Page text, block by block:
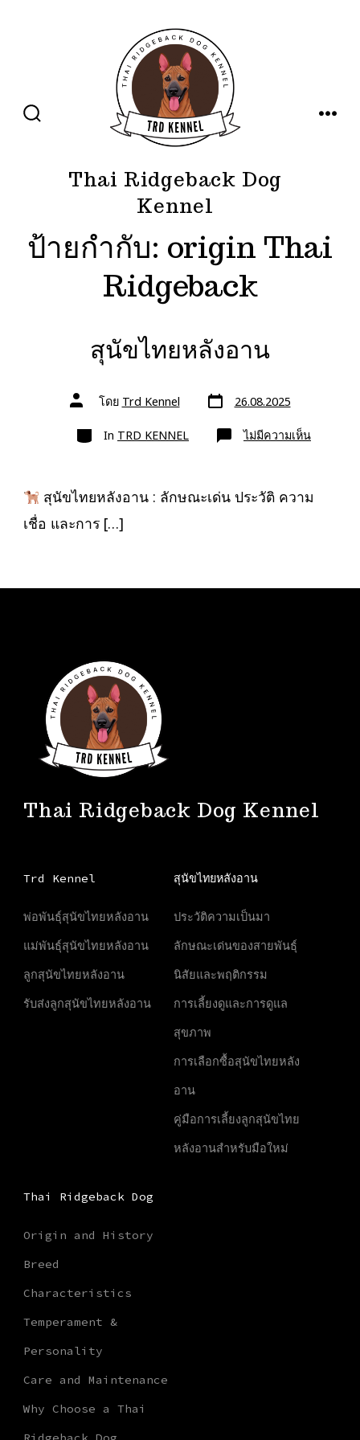
Thai Ridgeback Dog
Kennel
ป้ายกำกับ: origin Thai
Ridgeback
สุนัขไทยหลังอาน
ผู้
เขียน โดย Trd Kennel วัน
ที่
เรื่อง
26.08.2025
หมวด
In TRD KENNEL ไม่มีความเห็นบน
สุนัข
สุนัขไทยหลังอาน : ลักษณะเด่น ประวัติ ความ
เชื่อ และการ […]
Thai Ridgeback Dog Kennel
Trd Kennel
พ่อพันธุ์สุนัขไทยหลังอาน
แม่พันธุ์สุนัขไทยหลังอาน
ลูกสุนัขไทยหลังอาน
รับส่งลูกสุนัขไทยหลังอาน
สุนัขไทยหลังอาน
ประวัติความเป็นมา
ลักษณะเด่นของสายพันธุ์
นิสัยและพฤติกรรม
การเลี้ยงดูและการดูแล
สุขภาพ
การเลือกซื้อสุนัขไทยหลัง
อาน
คู่มือการเลี้ยงลูกสุนัขไทย
หลังอานสำหรับมือใหม่
Thai Ridgeback Dog
Origin and History
Breed
Characteristics
Temperament &
Personality
Care and Maintenance
Why Choose a Thai